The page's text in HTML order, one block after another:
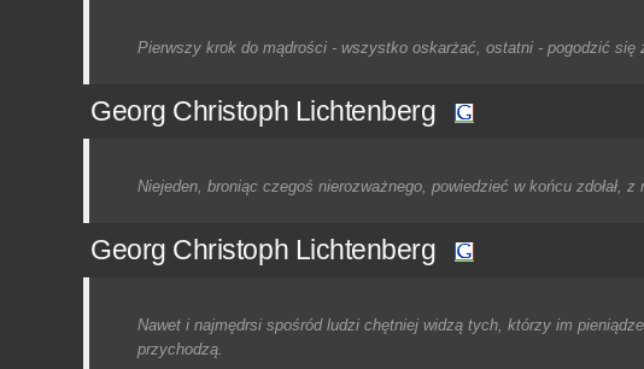
Pierwszy krok do mądrości - wszystko oskarżać, ostatni - pogodzić się
Georg Christoph Lichtenberg
Niejeden, broniąc czegoś nierozważnego, powiedzieć w końcu zdołał, z
Georg Christoph Lichtenberg
Nawet i najmędrsi spośród ludzi chętniej widzą tych, którzy im
przychodzą.